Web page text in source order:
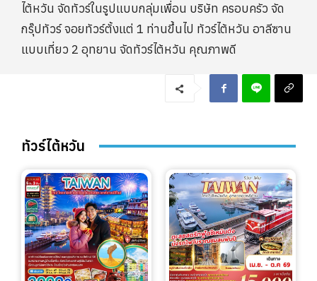
โปรไฟไหม้
ทัวร์ในประเทศ
จัดกรุ๊ปในประเทศ
ไต้หวัน จัดทัวร์ในรูปแบบกลุ่มเพื่อน บริษัท ครอบครัว จัด
กรุ๊ปทัวร์ จอยทัวร์ตั้งแต่ 1 ท่านขึ้นไป ทัวร์ไต้หวัน อาลีซาน
แบบเที่ยว 2 อุทยาน จัดทัวร์ไต้หวัน คุณภาพดี
ทัวร์ไต้หวัน